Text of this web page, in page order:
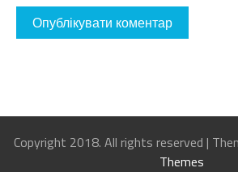
Copyright 2018. All rights reserved |
Themes